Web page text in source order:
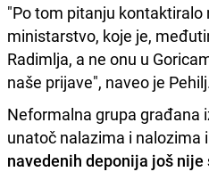
"Po tom pitanju kontaktiralo
ministarstvo, koje je,
Radimlja, a ne onu u
naše prijave", naveo je
Neformalna grupa građana
unatoč nalazima i nalozima
navedenih deponija još nije